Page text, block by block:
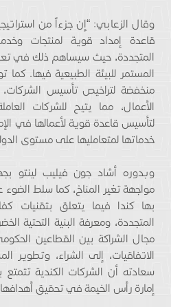
وقال الزعابي: “إن جزءاً من
قاعدة إمداد قوية لمنتجات
المتجددة، حيث سيساهم ذلك في
المستمر للبيئة الطبيعية فيها.
منخفضة لتراخيص تأسيس
الأعمال، مما يتيح للشركات
لتأسيس قاعدة قوية لأعمالها في
خدماتها لمتعامليها على مستوى
وبدوره أشاد جون فيليب لينتو
مواجهة تغير المناخ، كما سلط
بها كندا فيما يتعلق بتقنيات
المتجددة، ومعرفة البنية التحتية
مجال الشراكة بين القطاعين
الاتفاقيات، إلى الشراء، وتطوير
سعادته أن الشركات الكندية
إمارة رأس الخيمة في تحقيق